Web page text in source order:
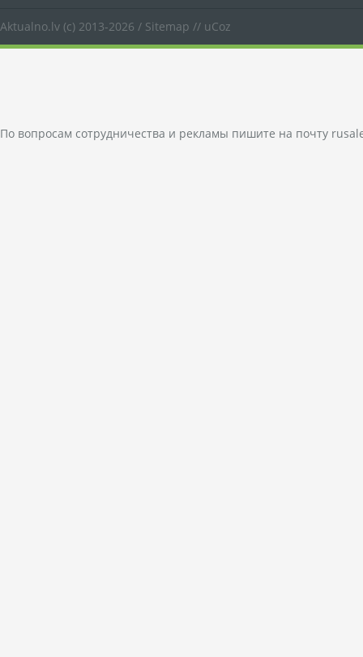
Aktualno.lv (c) 2013-2026 / Sitemap // uCoz
По вопросам сотрудничества и рекламы пишите на почту